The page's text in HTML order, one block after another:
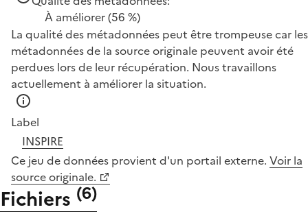
À améliorer(56 %)
La qualité des métadonnées peut être trompeuse car les
métadonnées de la source originale peuvent avoir été
perdues lors de leur récupération. Nous travaillons
actuellement à améliorer la situation.
Label
INSPIRE
Ce jeu de données provient d'un portail externe. Voir la
source originale.
Fichiers (6)